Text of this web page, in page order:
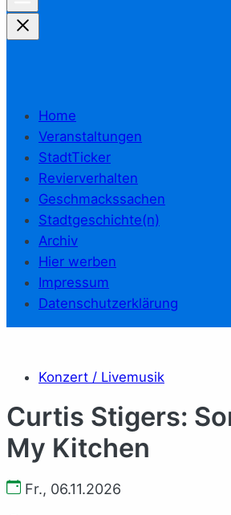
Home
Veranstaltungen
StadtTicker
Revierverhalten
Geschmackssachen
Stadtgeschichte(n)
Archiv
Hier werben
Impressum
Datenschutzerklärung
Konzert / Livemusik
Curtis Stigers:
My Kitchen
Fr., 06.11.2026